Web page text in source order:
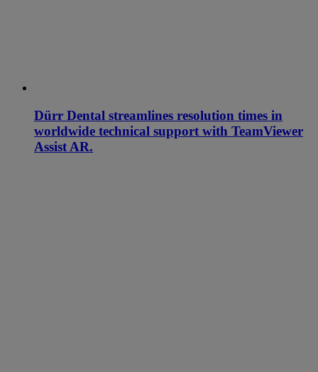
Dürr Dental streamlines resolution times in
worldwide technical support with TeamViewer
Assist AR.